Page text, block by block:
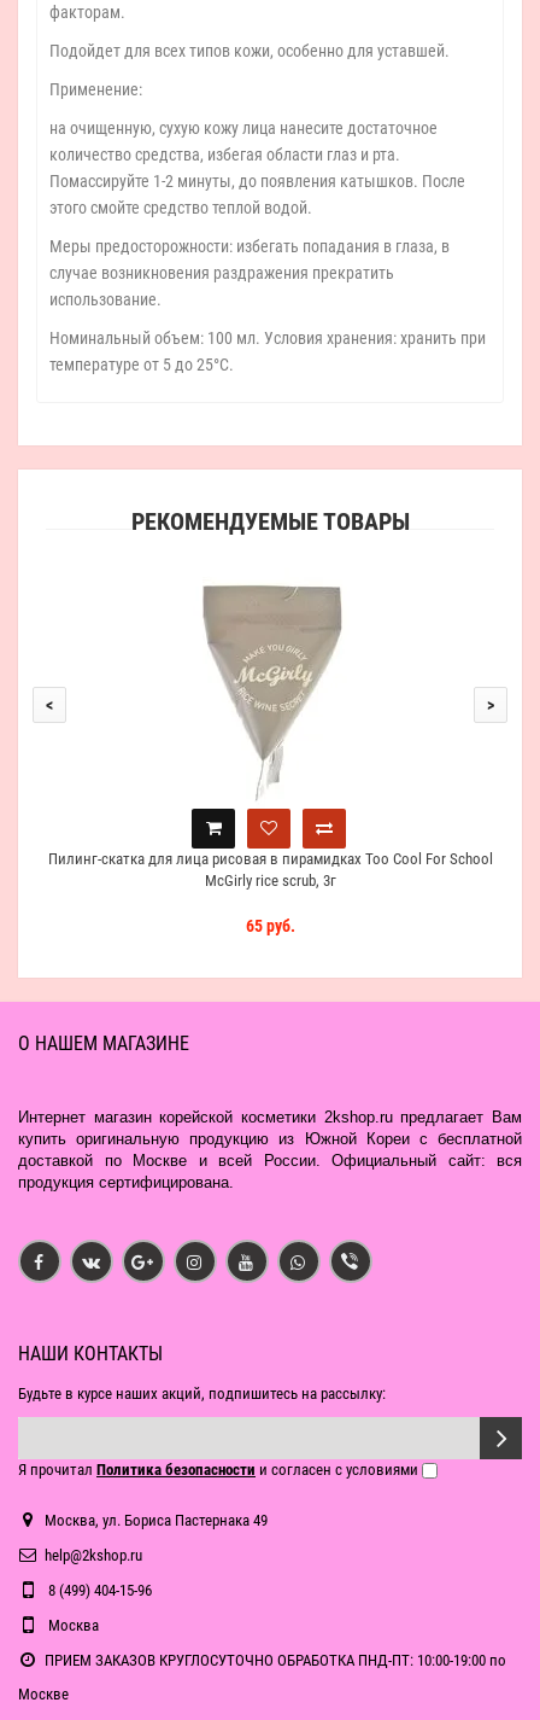
факторам.
Подойдет для всех типов кожи, особенно для уставшей.
Применение:
на очищенную, сухую кожу лица нанесите достаточное
количество средства, избегая области глаз и рта.
Помассируйте 1-2 минуты, до появления катышков. После
этого смойте средство теплой водой.
Меры предосторожности: избегать попадания в глаза, в
случае возникновения раздражения прекратить
использование.
Номинальный объем: 100 мл. Условия хранения: хранить при
температуре от 5 до 25°С.
РЕКОМЕНДУЕМЫЕ ТОВАРЫ
Пилинг-скатка для лица рисовая в пирамидках Too Cool For School
McGirly rice scrub, 3г
65 руб.
< >
О НАШЕМ МАГАЗИНЕ
Интернет магазин корейской косметики 2kshop.ru предлагает Вам
купить оригинальную продукцию из Южной Кореи с бесплатной
доставкой по Москве и всей России. Официальный сайт: вся
продукция сертифицирована.
НАШИ КОНТАКТЫ
Будьте в курсе наших акций, подпишитесь на рассылку:
Я прочитал Политика безопасности и согласен с условиями
Москва, ул. Бориса Пастернака 49
help@2kshop.ru
8 (499) 404-15-96
Москва
ПРИЕМ ЗАКАЗОВ КРУГЛОСУТОЧНО ОБРАБОТКА ПНД-ПТ: 10:00-19:00 по
Москве